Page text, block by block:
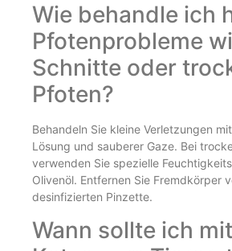
Wie behandle ich
Pfotenprobleme
Schnitte oder
Pfoten?
Behandeln Sie kleine Verletzungen
Lösung und sauberer Gaze. Bei
verwenden Sie spezielle
Olivenöl. Entfernen Sie Fremdkörper
desinfizierten Pinzette.
Wann sollte ich